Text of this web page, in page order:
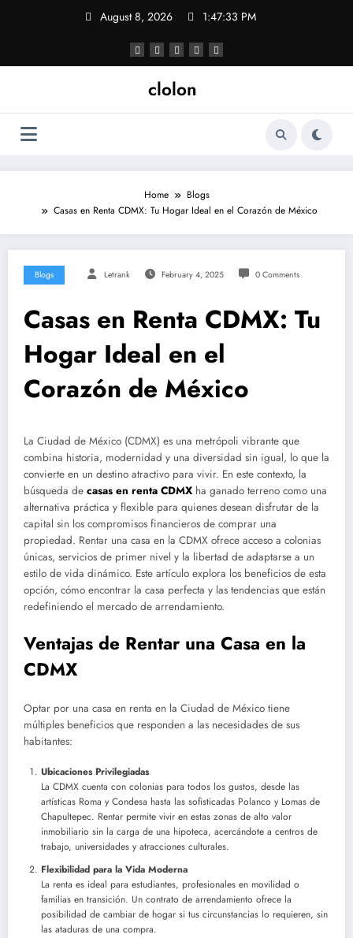
August 8, 2026 1:47:33 PM
clolon
Home
Blogs
Casas en Renta CDMX: Tu Hogar Ideal en el Corazón de México
Blogs Letrank February 4, 2025 0 Comments
Casas en Renta CDMX: Tu
Hogar Ideal en el
Corazón de México
La Ciudad de México (CDMX) es una metrópoli vibrante que
combina historia, modernidad y una diversidad sin igual, lo que la
convierte en un destino atractivo para vivir. En este contexto, la
búsqueda de casas en renta CDMX ha ganado terreno como una
alternativa práctica y flexible para quienes desean disfrutar de la
capital sin los compromisos financieros de comprar una
propiedad. Rentar una casa en la CDMX ofrece acceso a colonias
únicas, servicios de primer nivel y la libertad de adaptarse a un
estilo de vida dinámico. Este artículo explora los beneficios de esta
opción, cómo encontrar la casa perfecta y las tendencias que están
redefiniendo el mercado de arrendamiento.
Ventajas de Rentar una Casa en la
CDMX
Optar por una casa en renta en la Ciudad de México tiene
múltiples beneficios que responden a las necesidades de sus
habitantes:
Ubicaciones Privilegiadas
La CDMX cuenta con colonias para todos los gustos, desde las
artísticas Roma y Condesa hasta las sofisticadas Polanco y Lomas de
Chapultepec. Rentar permite vivir en estas zonas de alto valor
inmobiliario sin la carga de una hipoteca, acercándote a centros de
trabajo, universidades y atracciones culturales.
Flexibilidad para la Vida Moderna
La renta es ideal para estudiantes, profesionales en movilidad o
familias en transición. Un contrato de arrendamiento ofrece la
posibilidad de cambiar de hogar si tus circunstancias lo requieren, sin
las ataduras de una compra.